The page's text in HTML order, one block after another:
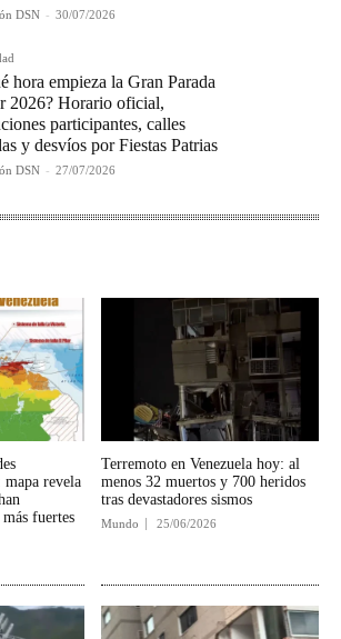
DSN - 30/07/2026
hora empieza la Gran Parada
2026? Horario oficial,
participantes, calles
y desvíos por Fiestas Patrias
DSN - 27/07/2026
revela
fuertes
Terremoto en Venezuela hoy: al
menos 32 muertos y 700 heridos
tras devastadores sismos
Mundo 25/06/2026